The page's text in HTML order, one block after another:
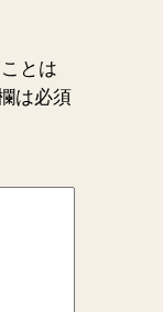
とは
は必須